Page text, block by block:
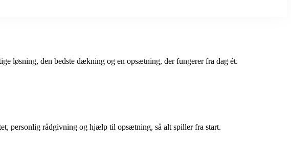
løsning, den bedste dækning og en opsætning, der fungerer fra dag ét.
personlig rådgivning og hjælp til opsætning, så alt spiller fra start.